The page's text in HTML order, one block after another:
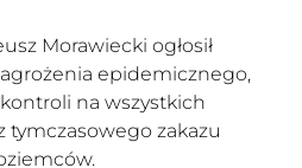
Morawiecki ogłosił
epidemicznego,
na wszystkich
tymczasowego zakazu